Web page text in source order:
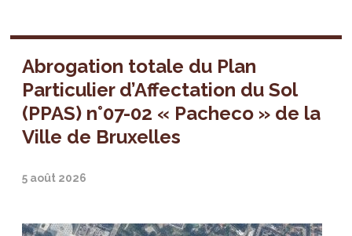
Abrogation totale du Plan
Particulier d’Affectation du Sol
(PPAS) n°07-02 « Pacheco » de la
Ville de Bruxelles
5 août 2026